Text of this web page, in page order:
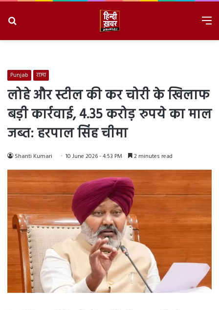
Punjab राज्य
लोहे और स्टील की कर चोरी के खिलाफ
बड़ी कार्रवाई, 4.35 करोड़ रुपये का माल
जब्त: हरपाल सिंह चीमा
Shanti Kumari 10 June 2026 - 4:53 PM 2 minutes read